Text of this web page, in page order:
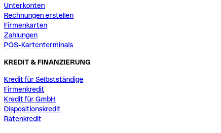
Unterkonten
Rechnungen erstellen
Firmenkarten
Zahlungen
POS-Kartenterminals
KREDIT & FINANZIERUNG
Kredit für Selbstständige
Firmenkredit
Kredit für GmbH
Dispositionskredit
Ratenkredit